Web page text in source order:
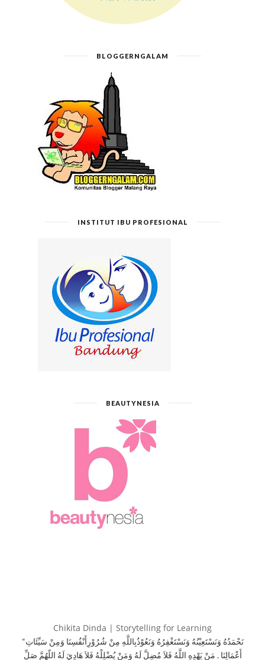
BLOGGERNGALAM
INSTITUT IBU PROFESIONAL
BEAUTYNESIA
Chikita Dinda | Storytelling for Learning
“نَحْمَدُهُ وَنَسْتَعِيْنُهُ وَنَسْتَغْفِرُهُ وَنَعُوْذُبِاللَّهِ مِنْ شُرُوْرِأَنْفُسِنَا وَمِنْ سَيِّئَاتِ
أَعْمَالِنَا . مَنْ يَهْدِهِ اللَّهُ فَلاَ مُضِلَّ لَهُ وَمَنْ يُضْلِلْهُ فَلاَ هَادِيَ لَهُ اللّهُمَّ صَلِّ